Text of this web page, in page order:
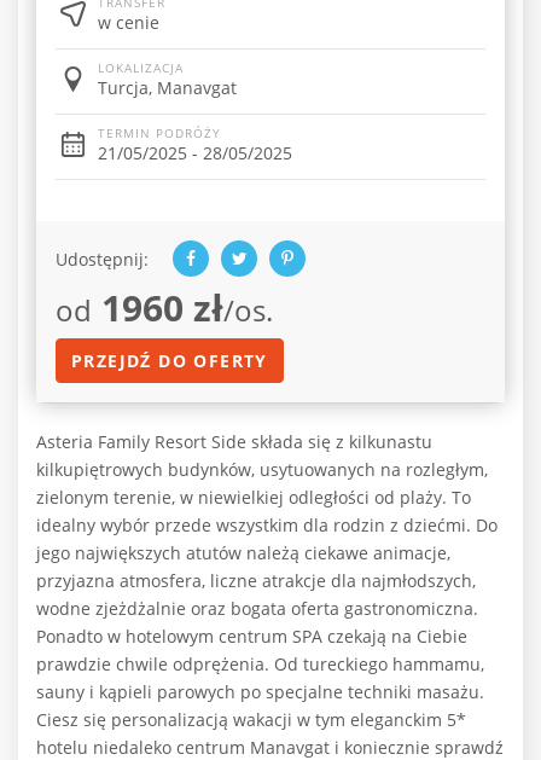
w cenie
LOKALIZACJA
Turcja, Manavgat
TERMIN PODRÓŻY
21/05/2025 - 28/05/2025
Udostępnij:
od 1960 zł/os.
PRZEJDŹ DO OFERTY
Asteria Family Resort Side składa się z kilkunastu
kilkupiętrowych budynków, usytuowanych na rozległym,
zielonym terenie, w niewielkiej odległości od plaży. To
idealny wybór przede wszystkim dla rodzin z dziećmi. Do
jego największych atutów należą ciekawe animacje,
przyjazna atmosfera, liczne atrakcje dla najmłodszych,
wodne zjeżdżalnie oraz bogata oferta gastronomiczna.
Ponadto w hotelowym centrum SPA czekają na Ciebie
prawdzie chwile odprężenia. Od tureckiego hammamu,
sauny i kąpieli parowych po specjalne techniki masażu.
Ciesz się personalizacją wakacji w tym eleganckim 5*
hotelu niedaleko centrum Manavgat i koniecznie sprawdź